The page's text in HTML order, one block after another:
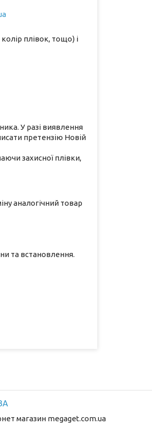
плівок, тощо) і
У разі виявлення
претензію Новій
захисної плівки,
аналогічний товар
та встановлення.
магазин megaget.com.ua